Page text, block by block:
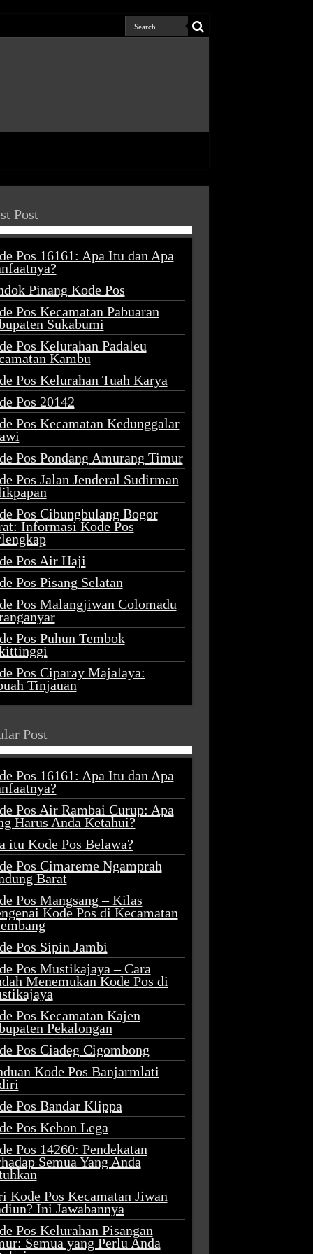
Post
Pos 16161: Apa Itu dan Apa
Pinang Kode Pos
Pos Kecamatan Pabuaran
Sukabumi
Pos Kelurahan Padaleu
Kambu
Pos Kelurahan Tuah Karya
Pos 20142
Pos Kecamatan Kedunggalar
Pos Pondang Amurang Timur
Pos Jalan Jenderal Sudirman
Pos Cibungbulang Bogor
Informasi Kode Pos
Pos Air Haji
Pos Pisang Selatan
Pos Malangjiwan Colomadu
Pos Puhun Tembok
Pos Ciparay Majalaya:
Tinjauan
Post
Pos 16161: Apa Itu dan Apa
Pos Air Rambai Curup: Apa
Harus Anda Ketahui?
itu Kode Pos Belawa?
Pos Cimareme Ngamprah
Barat
Pos Mangsang – Kilas
Kode Pos di Kecamatan
Pos Sipin Jambi
Pos Mustikajaya – Cara
Menemukan Kode Pos di
Pos Kecamatan Kajen
Pekalongan
Pos Ciadeg Cigombong
Kode Pos Banjarmlati
Pos Bandar Klippa
Pos Kebon Lega
Pos 14260: Pendekatan
Semua Yang Anda
Kode Pos Kecamatan Jiwan
Ini Jawabannya
Pos Kelurahan Pisangan
Semua yang Perlu Anda